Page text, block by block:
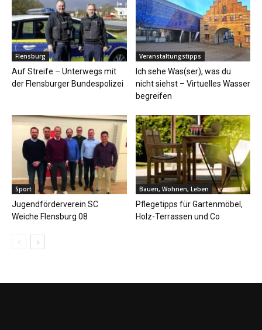
Flensburg
Auf Streife – Unterwegs mit
der Flensburger Bundespolizei
Veranstaltungstipps
Ich sehe Was(ser), was du
nicht siehst – Virtuelles Wasser
begreifen
Sport
Jugendförderverein SC
Weiche Flensburg 08
Bauen, Wohnen, Leben
Pflegetipps für Gartenmöbel,
Holz-Terrassen und Co